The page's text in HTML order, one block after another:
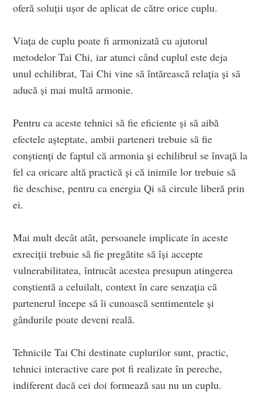
oferă soluții ușor de aplicat de către orice cuplu.
Viața de cuplu poate fi armonizată cu ajutorul
metodelor Tai Chi, iar atunci când cuplul este deja
unul echilibrat, Tai Chi vine să întărească relația și să
aducă și mai multă armonie.
Pentru ca aceste tehnici să fie eficiente și să aibă
efectele așteptate, ambii parteneri trebuie să fie
conștienți de faptul că armonia și echilibrul se învață la
fel ca oricare altă practică și că inimile lor trebuie să
fie deschise, pentru ca energia Qi să circule liberă prin
ei.
Mai mult decât atât, persoanele implicate în aceste
exreciții trebuie să fie pregătite să își accepte
vulnerabilitatea, întrucât acestea presupun atingerea
conștientă a celuilalt, context în care senzația că
partenerul începe să îi cunoască sentimentele și
gândurile poate deveni reală.
Tehnicile Tai Chi destinate cuplurilor sunt, practic,
tehnici interactive care pot fi realizate în pereche,
indiferent dacă cei doi formează sau nu un cuplu.